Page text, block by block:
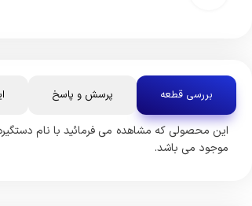
بررسی قطعه پرسش و پاسخ
این محصولی که مشاهده می فرمائید با نام
موجود می باشد.